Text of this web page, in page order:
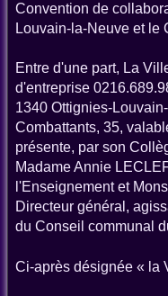
Convention de
Louvain-la-Neuve et le
Entre d'une part, La
d'entreprise
1340 Ottignies-
Combattants, 35,
présente, par son
Madame Annie
l'Enseignement et
Directeur général,
du Conseil communal
Ci-après désignée « la